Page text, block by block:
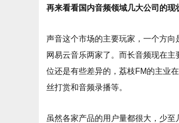
再来看看国内音频领域几大公司的现
声音这个市场的主要玩家，一个方
网易云音乐两家了。而长音频现在
位还是有些差异的，荔枝FM的主业
丝打赏和音频录播等。
虽然各家产品的用户量都很大，少